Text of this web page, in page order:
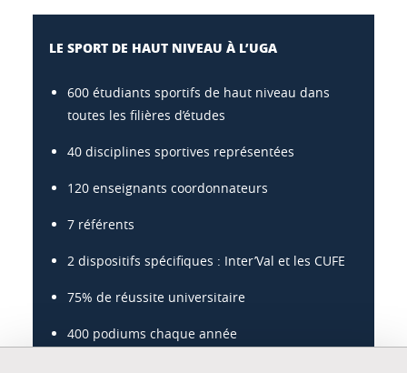
LE SPORT DE HAUT NIVEAU À L’UGA
600 étudiants sportifs de haut niveau dans
toutes les filières d’études
40 disciplines sportives représentées
120 enseignants coordonnateurs
7 référents
2 dispositifs spécifiques : Inter’Val et les CUFE
75% de réussite universitaire
400 podiums chaque année